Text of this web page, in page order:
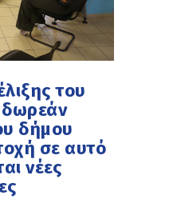
του
δήμου
σε αυτό
νέες